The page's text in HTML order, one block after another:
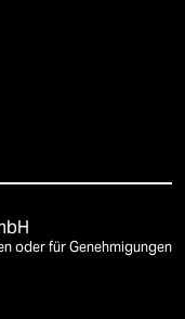
oder für Genehmigungen